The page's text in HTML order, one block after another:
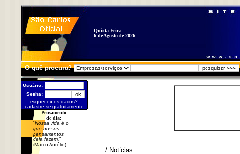
Quinta-Feira
6 de Agosto de 2026
O quê procura?
Usuário:
Senha:
esqueceu os dados?
cadastre-se gratuitamente
Pensamento
do dia:
"Nossa vida é o
que nossos
pensamentos
dela fazem. "
(Marco Aurélio)
/ Notícias